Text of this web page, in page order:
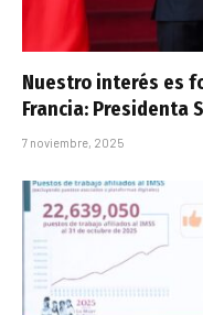
Nuestro interés es
Francia: Presidenta
7 noviembre, 2025